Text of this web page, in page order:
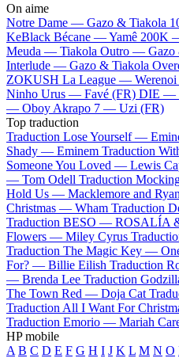
On aime
Notre Dame — Gazo & Tiakola
KeBlack Bécane —Yamê 200K
Meuda — Tiakola Outro — Gazo
Interlude — Gazo & Tiakola
ZOKUSH La League — Werenoi
Ninho Urus — Favé (FR) DIE —
— Oboy Akrapo 7 — Uzi (FR)
Top traduction
Traduction Lose Yourself —
Shady — Eminem Traduction
Someone You Loved — Lewis
— Tom Odell Traduction
Hold Us — Macklemore and
Christmas — Wham Traduction
Traduction BESO — ROSALÍA
Flowers — Miley Cyrus
Traduction The Magic Key —
For? — Billie Eilish Traduction
— Brenda Lee Traduction
The Town Red — Doja Cat
Traduction All I Want For
Traduction Emorio — Mariah
HP mobile
A B C D E F G H I J K L M N O